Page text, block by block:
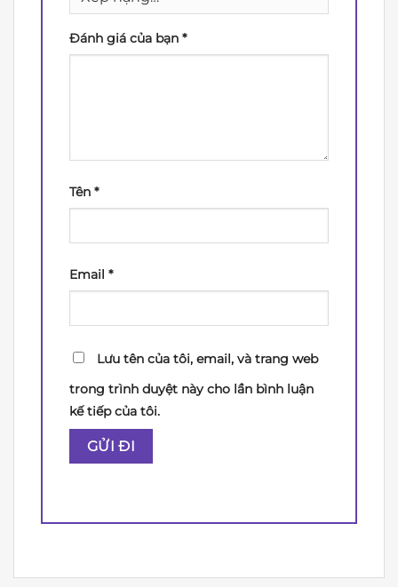
Đánh giá của bạn *
Tên *
Email *
Lưu tên của tôi, email, và trang web
trong trình duyệt này cho lần bình luận
kế tiếp của tôi.